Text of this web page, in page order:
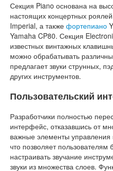
Секция Piano основана на
настоящих концертных
Imperial, а также фортепиано
Yamaha CP80. Секция
известных винтажных
можно обрабатывать
предлагает звуки струнных,
других инструментов.
Пользовательский
Разработчики полностью
интерфейс, отказавшись от
важные элементы
что позволяет пользователям
настраивать звучание
звуки из множества слоев.